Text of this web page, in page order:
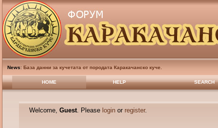
News: База данни за кучетата от породата Каракачанско куче.
HOME HELP SEARCH
Welcome, Guest. Please loginor register.